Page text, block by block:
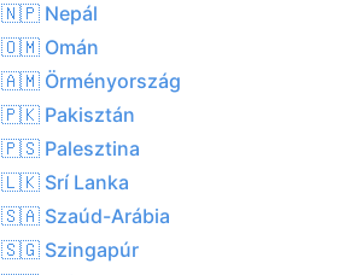
1
🇳🇵 Nepál
🇴🇲 Omán
🇦🇲 Örményország
🇵🇰 Pakisztán
🇵🇸 Palesztina
🇱🇰 Srí Lanka
🇸🇦 Szaúd-Arábia
🇸🇬 Szingapúr